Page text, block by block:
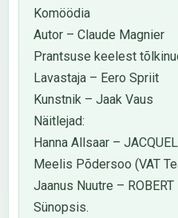
Komöödia
Autor – Claude Magnier
Prantsuse keelest
Lavastaja – Eero Spriit
Kunstnik – Jaak Vaus
Näitlejad:
Hanna Allsaar –
Meelis Põdersoo (VAT
Jaanus Nuutre – ROBERT
Sünopsis.